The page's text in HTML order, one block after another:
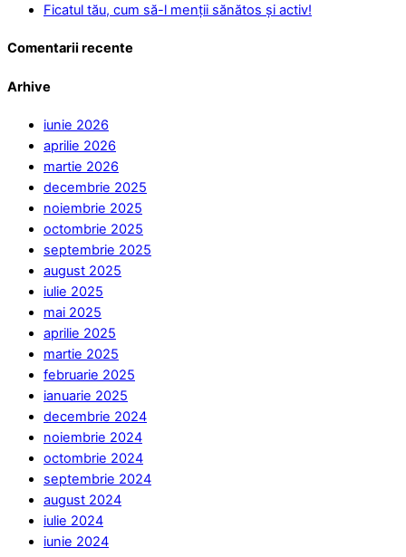
Ficatul tău, cum să-l menții sănătos și activ!
Comentarii recente
Arhive
iunie 2026
aprilie 2026
martie 2026
decembrie 2025
noiembrie 2025
octombrie 2025
septembrie 2025
august 2025
iulie 2025
mai 2025
aprilie 2025
martie 2025
februarie 2025
ianuarie 2025
decembrie 2024
noiembrie 2024
octombrie 2024
septembrie 2024
august 2024
iulie 2024
iunie 2024